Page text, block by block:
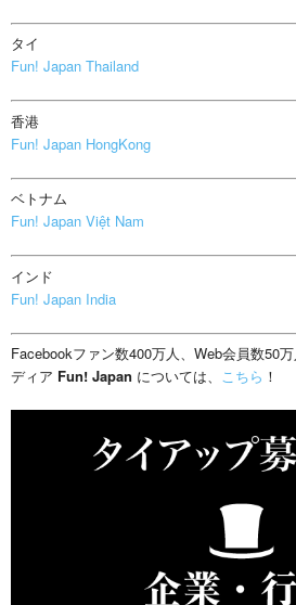
タイ
Fun! Japan Thailand
香港
Fun! Japan HongKong
ベトナム
Fun! Japan Việt Nam
インド
Fun! Japan India
Facebookファン数400万人、Web会員数50
ディア Fun! Japan については、 こちら ！